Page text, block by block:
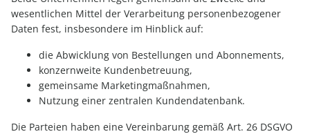
wesentlichen Mittel der Verarbeitung personenbezogener
Daten fest, insbesondere im Hinblick auf:
die Abwicklung von Bestellungen und Abonnements,
konzernweite Kundenbetreuung,
gemeinsame Marketingmaßnahmen,
Nutzung einer zentralen Kundendatenbank.
Die Parteien haben eine Vereinbarung gemäß Art. 26 DSGVO